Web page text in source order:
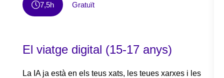
7,5h Gratuït
El viatge digital (15-17 anys)
La IA ja està en els teus xats, les teues xarxes i les